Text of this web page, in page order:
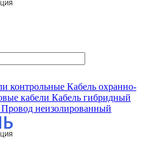
контрольные Кабель охранно-
кабели Кабель гибридный
Провод неизолированный